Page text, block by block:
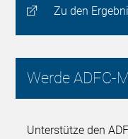
Zu den
Werde ADFC-
Unterstütze den